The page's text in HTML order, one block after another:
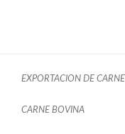
EXPORTACION DE CARNE
CARNE BOVINA